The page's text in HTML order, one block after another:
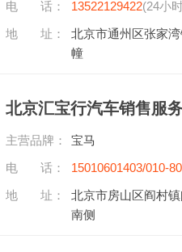
电 话：
13522129422(24小
地 址：
北京市通州区张家
幢
北京汇宝行汽车销售服
主营品牌：
宝马
电 话：
15010601403/010-
听)
地 址：
北京市房山区阎村
南侧